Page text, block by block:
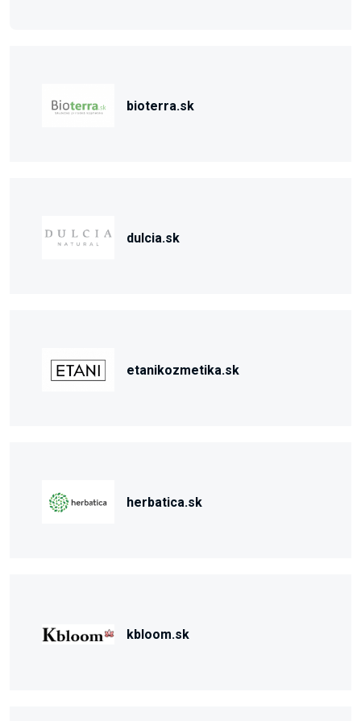
bioterra.sk
dulcia.sk
etanikozmetika.sk
herbatica.sk
kbloom.sk